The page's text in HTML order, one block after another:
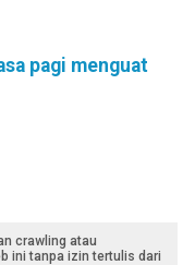
pagi menguat
crawling atau
ini tanpa izin tertulis dari